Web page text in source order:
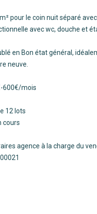
pour le coin nuit séparé
avec wc, douche et
en Bon état général,
neuve.
600€/mois
12 lots
cours
agence à la charge du